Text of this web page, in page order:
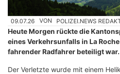
09.07.26 VON POLIZEI.NEWS
Heute Morgen rückte die
eines Verkehrsunfalls in La
fahrender Radfahrer beteiligt war.
Der Verletzte wurde mit einem